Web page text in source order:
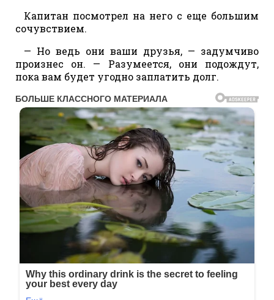
Капитан посмотрел на него с еще большим
сочувствием.
— Но ведь они ваши друзья, — задумчиво
произнес он. — Разумеется, они подождут,
пока вам будет угодно заплатить долг.